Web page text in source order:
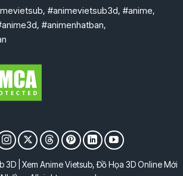
#animevietsub3d, #anime,
#animenhatban,
3D | Xem Anime Vietsub, Đồ Họa 3D Online Mới